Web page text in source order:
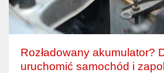
Rozładowany akumulator?
uruchomić samochód i